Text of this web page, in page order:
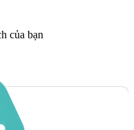
của bạn